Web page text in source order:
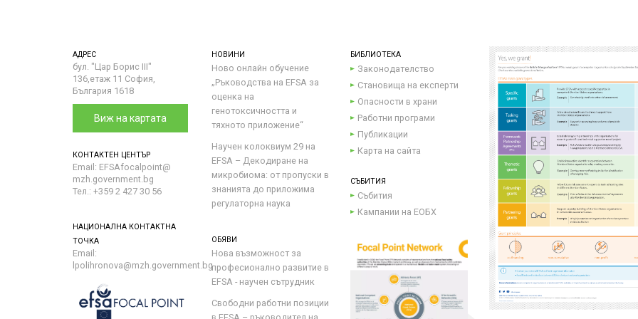
АДРЕС
бул. "Цар Борис III"
136,етаж 11 София,
България 1618
Виж на картата
КОНТАКТЕН ЦЕНТЪР
Email: EFSAfocalpoint@
mzh.government.bg
Тел.: +359 2 427 30 56
НАЦИОНАЛНА КОНТАКТНА
ТОЧКА
Email:
lpolihronova@mzh.government.bg
НОВИНИ
Ново онлайн обучение
„Ръководства на ЕFSA за
оценка на
генотоксичността и
тяхното приложение“
Научен колоквиум 29 на
EFSA – Декодиране на
микробиома: от пропуски в
знанията до приложима
регулаторна наука
ОБЯВИ
Нова възможност за
професионално развитие в
EFSA - научен сътрудник
Свободни работни позиции
БИБЛИОТЕКА
Законодателство
Становища на експерти
Опасности в храни
Работни програми
Публикации
Карта на сайта
СЪБИТИЯ
Събития
Кампании на ЕОБХ